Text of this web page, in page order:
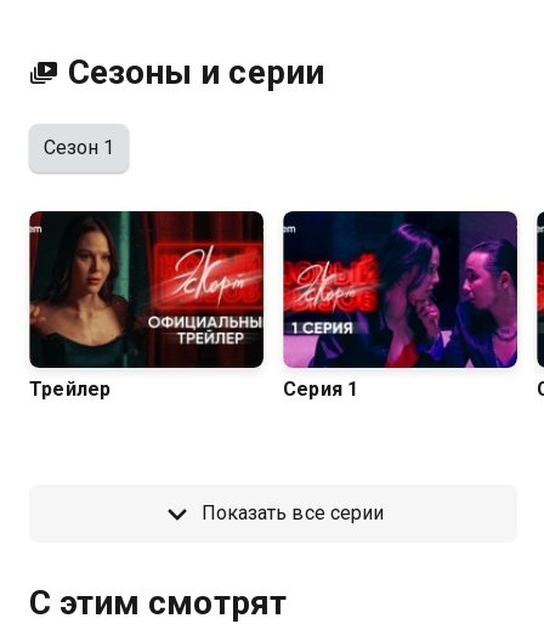
Сезоны и серии
Сезон 1
Трейлер Серия 1
Показать все серии
С этим смотрят